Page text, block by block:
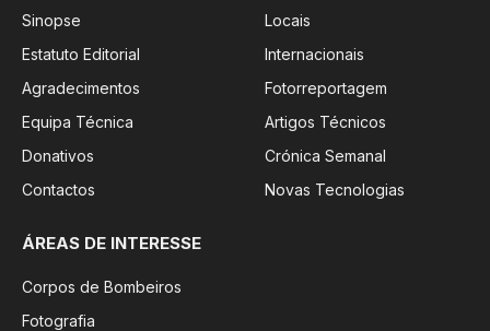
Sinopse
Estatuto Editorial
Agradecimentos
Equipa Técnica
Donativos
Contactos
Locais
Internacionais
Fotorreportagem
Artigos Técnicos
Crónica Semanal
Novas Tecnologias
ÁREAS DE INTERESSE
Corpos de Bombeiros
Fotografia